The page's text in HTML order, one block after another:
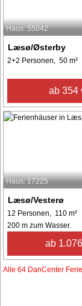
Haus: 55042
Læsø/Østerby
2+2 Personen, 50 m²
ab 354
Haus: 17225
Læsø/Vesterø
12 Personen, 110 m²
200 m zum Wasser.
ab
Alle 64 DanCenter